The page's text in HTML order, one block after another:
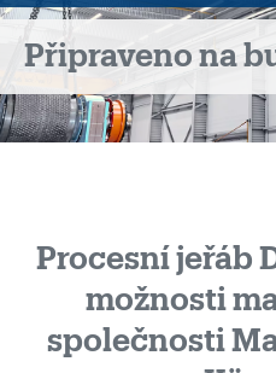
Připraveno na
Procesní jeřáb
možnosti
společnosti